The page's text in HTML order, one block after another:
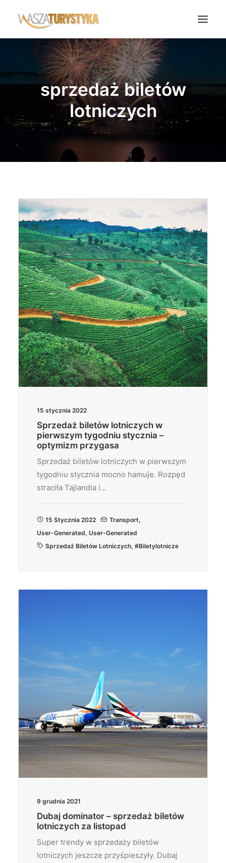
Księga wspomnień
Biura podróży
Transport
Noclegi
Polska
Świat
Wasze Podróże
Wyszukiwanie
sprzedaż biletów
lotniczych
15 stycznia 2022
Sprzedaż biletów lotniczych w
pierwszym tygodniu stycznia –
optymizm przygasa
Sprzedaż biletów lotniczych w pierwszym
tygodniu stycznia mocno hamuje. Rozpęd
straciła Tajlandia i…
15 Stycznia 2022 Transport,
User-Generated, User-Generated
Sprzedaż Biletów Lotniczych, #biletylotnicze
9 grudnia 2021
Dubaj dominator – sprzedaż biletów
lotniczych za listopad
Super trendy w sprzedaży biletów
lotniczych jeszcze przyśpieszyły. Dubaj